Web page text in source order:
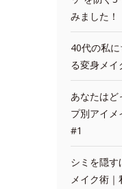
みました！
40代の私
る変身メイ
あなたはど
プ別アイメ
#1
シミを隠
メイク術